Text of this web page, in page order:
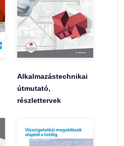
Alkalmazástechnikai
útmutató,
részlettervek